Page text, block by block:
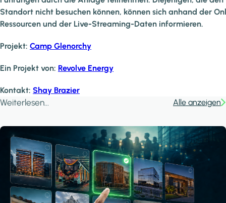
Standort nicht besuchen können, können sich anhand der
Ressourcen und der Live-Streaming-Daten informieren.
Projekt: Camp Glenorchy
Ein Projekt von: Revolve Energy
Kontakt: Shay Brazier
Weiterlesen... Alle anzeigen